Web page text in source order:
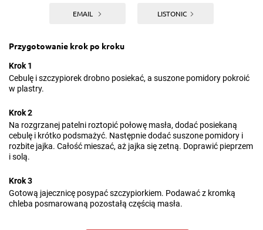
EMAIL LISTONIC
Przygotowanie krok po kroku
Krok 1
Cebulę i szczypiorek drobno posiekać, a suszone pomidory pokroić
w plastry.
Krok 2
Na rozgrzanej patelni roztopić połowę masła, dodać posiekaną
cebulę i krótko podsmażyć. Następnie dodać suszone pomidory i
rozbite jajka. Całość mieszać, aż jajka się zetną. Doprawić pieprzem
i solą.
Krok 3
Gotową jajecznicę posypać szczypiorkiem. Podawać z kromką
chleba posmarowaną pozostałą częścią masła.